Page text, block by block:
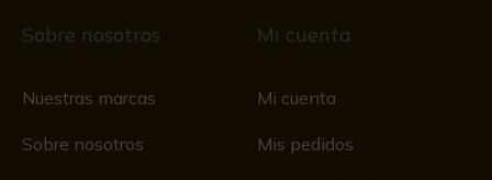
Sobre nosotros
Nuestras marcas
Sobre nosotros
Mi cuenta
Mi cuenta
Mis pedidos